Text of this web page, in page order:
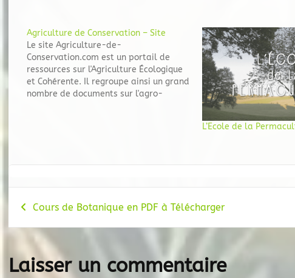
Agriculture de Conservation – Site
Le site Agriculture-de-
Conservation.com est un portail de
ressources sur l'Agriculture Écologique
et Cohérente. Il regroupe ainsi un grand
nombre de documents sur l'agro-
L’Ecole de la
Navigation
de
l’article
Cours de Botanique en PDF à Télécharger
Laisser un commentaire